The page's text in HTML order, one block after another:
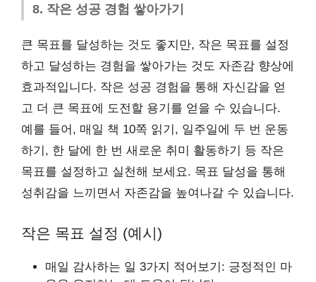
8. 작은 성공 경험 쌓아가기
큰 목표를 달성하는 것도 좋지만, 작은 목표를 설정
하고 달성하는 경험을 쌓아가는 것도 자존감 향상에
효과적입니다. 작은 성공 경험을 통해 자신감을 얻
고 더 큰 목표에 도전할 용기를 얻을 수 있습니다.
예를 들어, 매일 책 10쪽 읽기, 일주일에 두 번 운동
하기, 한 달에 한 번 새로운 취미 활동하기 등 작은
목표를 설정하고 실천해 보세요. 목표 달성을 통해
성취감을 느끼면서 자존감을 높여나갈 수 있습니다.
작은 목표 설정 (예시)
매일 감사하는 일 3가지 적어보기: 긍정적인 마